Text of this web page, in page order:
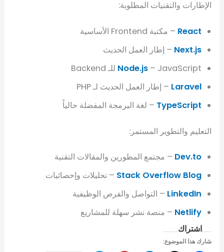
الإطارات والتقنيات المطلوبة:
React – مكتبة Frontend الأساسية
Next.js – إطار العمل الحديث
Node.js– JavaScript للـ Backend
Laravel – إطار العمل الحديث لـ PHP
TypeScript – لغة البرمجة المفضلة حالياً
التعليم والتطوير المستمر:
Dev.to – مجتمع المطورين والمقالات التقنية
Stack Overflow Blog – تحليلات وإحصائيات
LinkedIn – التواصل والفرص الوظيفية
Netlify – منصة نشر سهلة للمشاريع
شارك هذا الموضوع:
اشتراك